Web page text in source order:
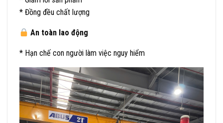
* Đồng đều chất lượng
An toàn lao động
* Hạn chế con người làm việc nguy hiểm